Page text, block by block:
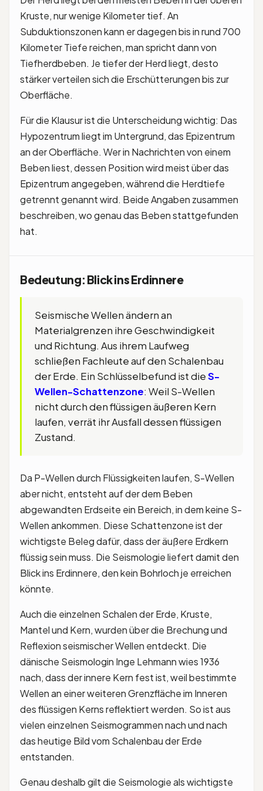
Kruste, nur wenige Kilometer tief. An
Subduktionszonen kann er dagegen bis in rund 700
Kilometer Tiefe reichen, man spricht dann von
Tiefherdbeben. Je tiefer der Herd liegt, desto
stärker verteilen sich die Erschütterungen bis zur
Oberfläche.
Für die Klausur ist die Unterscheidung wichtig: Das
Hypozentrum liegt im Untergrund, das Epizentrum
an der Oberfläche. Wer in Nachrichten von einem
Beben liest, dessen Position wird meist über das
Epizentrum angegeben, während die Herdtiefe
getrennt genannt wird. Beide Angaben zusammen
beschreiben, wo genau das Beben stattgefunden
hat.
Bedeutung: Blick ins Erdinnere
Seismische Wellen ändern an
Materialgrenzen ihre Geschwindigkeit
und Richtung. Aus ihrem Laufweg
schließen Fachleute auf den Schalenbau
der Erde. Ein Schlüsselbefund ist dieS-
Wellen-Schattenzone: Weil S-Wellen
nicht durch den flüssigen äußeren Kern
laufen, verrät ihr Ausfall dessen flüssigen
Zustand.
Da P-Wellen durch Flüssigkeiten laufen, S-Wellen
aber nicht, entsteht auf der dem Beben
abgewandten Erdseite ein Bereich, in dem keine S-
Wellen ankommen. Diese Schattenzone ist der
wichtigste Beleg dafür, dass der äußere Erdkern
flüssig sein muss. Die Seismologie liefert damit den
Blick ins Erdinnere, den kein Bohrloch je erreichen
könnte.
Auch die einzelnen Schalen der Erde, Kruste,
Mantel und Kern, wurden über die Brechung und
Reflexion seismischer Wellen entdeckt. Die
dänische Seismologin Inge Lehmann wies 1936
nach, dass der innere Kern fest ist, weil bestimmte
Wellen an einer weiteren Grenzfläche im Inneren
des flüssigen Kerns reflektiert werden. So ist aus
vielen einzelnen Seismogrammen nach und nach
das heutige Bild vom Schalenbau der Erde
entstanden.
Genau deshalb gilt die Seismologie als wichtigste